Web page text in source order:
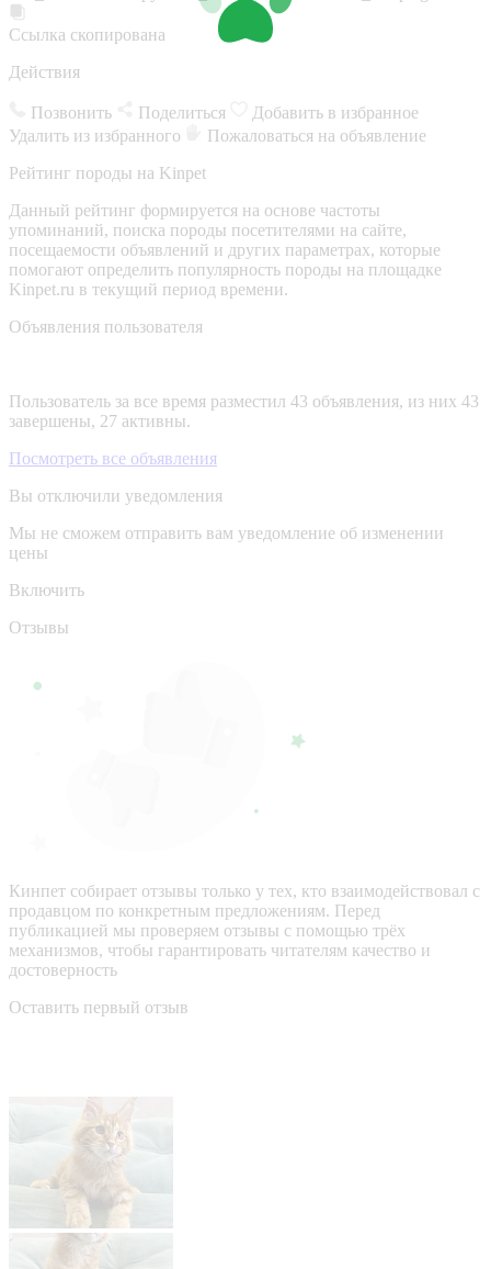
Ссылка скопирована
Действия
Позвонить Поделиться
Добавить в избранное
Удалить из избранного
Пожаловаться на объявление
Рейтинг породы на Kinpet
Данный рейтинг формируется на основе частоты
упоминаний, поиска породы посетителями на сайте,
посещаемости объявлений и других параметрах, которые
помогают определить популярность породы на площадке
Kinpet.ru в текущий период времени.
Объявления пользователя
Пользователь за все время разместил 43 объявления, из них 43
завершены, 27 активны.
Посмотреть все объявления
Вы отключили уведомления
Мы не сможем отправить вам уведомление об изменении
цены
Включить
Отзывы
Кинпет собирает отзывы только у тех, кто взаимодействовал с
продавцом по конкретным предложениям. Перед
публикацией мы проверяем отзывы с помощью трёх
механизмов, чтобы гарантировать читателям качество и
достоверность
Оставить первый отзыв